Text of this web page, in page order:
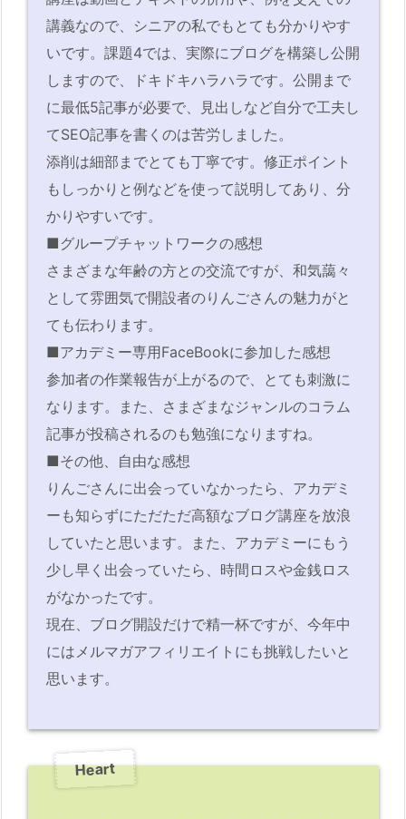
講義なので、シニアの私でもとても分かりやす
いです。課題4では、実際にブログを構築し公開
しますので、ドキドキハラハラです。公開まで
に最低5記事が必要で、見出しなど自分で工夫し
てSEO記事を書くのは苦労しました。
添削は細部までとても丁寧です。修正ポイント
もしっかりと例などを使って説明してあり、分
かりやすいです。
■グループチャットワークの感想
さまざまな年齢の方との交流ですが、和気藹々
として雰囲気で開設者のりんごさんの魅力がと
ても伝わります。
■アカデミー専用FaceBookに参加した感想
参加者の作業報告が上がるので、とても刺激に
なります。また、さまざまなジャンルのコラム
記事が投稿されるのも勉強になりますね。
■その他、自由な感想
りんごさんに出会っていなかったら、アカデミ
ーも知らずにただただ高額なブログ講座を放浪
していたと思います。また、アカデミーにもう
少し早く出会っていたら、時間ロスや金銭ロス
がなかったです。
現在、ブログ開設だけで精一杯ですが、今年中
にはメルマガアフィリエイトにも挑戦したいと
思います。
Heart